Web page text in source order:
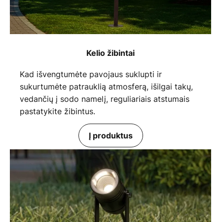
Kelio žibintai
Kad išvengtumėte pavojaus suklupti ir
sukurtumėte patrauklią atmosferą, išilgai takų,
vedančių į sodo namelį, reguliariais atstumais
pastatykite žibintus.
Į produktus